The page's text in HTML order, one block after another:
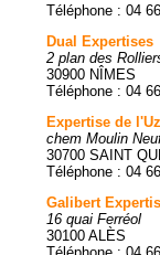
Téléphone : 04
Dual Expertises
2 plan des
30900 NÎMES
Téléphone : 04
Expertise de
chem Moulin
30700 SAINT
Téléphone : 04
Galibert
16 quai Ferréol
30100 ALÈS